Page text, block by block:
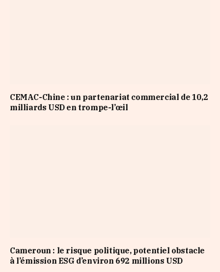
CEMAC-Chine : un partenariat commercial de 10,2
milliards USD en trompe-l’œil
Cameroun : le risque politique, potentiel obstacle
à l’émission ESG d’environ 692 millions USD